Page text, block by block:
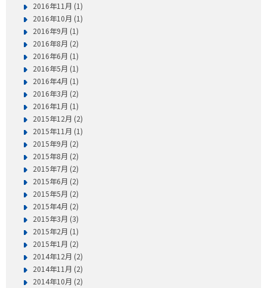
2016年11月 (1)
2016年10月 (1)
2016年9月 (1)
2016年8月 (2)
2016年6月 (1)
2016年5月 (1)
2016年4月 (1)
2016年3月 (2)
2016年1月 (1)
2015年12月 (2)
2015年11月 (1)
2015年9月 (2)
2015年8月 (2)
2015年7月 (2)
2015年6月 (2)
2015年5月 (2)
2015年4月 (2)
2015年3月 (3)
2015年2月 (1)
2015年1月 (2)
2014年12月 (2)
2014年11月 (2)
2014年10月 (2)